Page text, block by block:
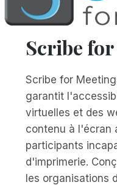
Scribe
Scribe for
garantit
virtuelles et des
contenu à l'écran
participants
d'imprimerie.
les organisations